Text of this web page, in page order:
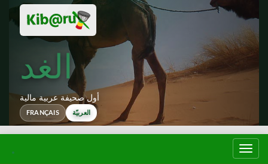
الغد
أول صحيفة عربية مالية
FRANÇAIS العربيّة
تبديل